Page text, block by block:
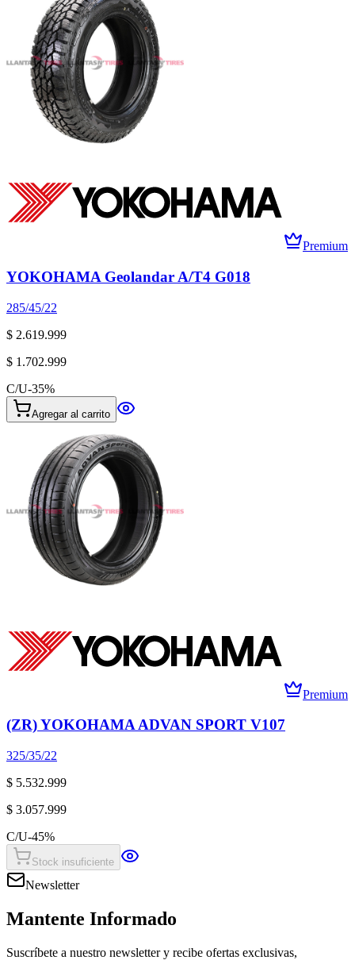
Premium
YOKOHAMA Geolandar A/T4 G018
285/45/22
$ 2.619.999
$ 1.702.999
C/U-35%
Agregar al carrito
Premium
(ZR) YOKOHAMA ADVAN SPORT V107
325/35/22
$ 5.532.999
$ 3.057.999
C/U-45%
Stock insuficiente
Newsletter
Mantente Informado
Suscríbete a nuestro newsletter y recibe ofertas exclusivas,